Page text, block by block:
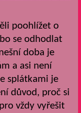
poohlížet o
se odhodlat
doba je
a asi není
splátkami je
důvod, proč si
vždy vyřešit